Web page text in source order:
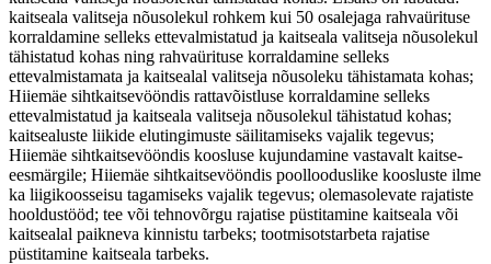
kaitseala valitseja nõusolekul rohkem kui 50 osalejaga rahvaürituse
korraldamine selleks ettevalmistatud ja kaitseala valitseja nõusolekul
tähistatud kohas ning rahvaürituse korraldamine selleks
ettevalmistamata ja kaitsealal valitseja nõusoleku tähistamata kohas;
Hiiemäe sihtkaitsevööndis rattavõistluse korraldamine selleks
ettevalmistatud ja kaitseala valitseja nõusolekul tähistatud kohas;
kaitsealuste liikide elutingimuste säilitamiseks vajalik tegevus;
Hiiemäe sihtkaitsevööndis koosluse kujundamine vastavalt kaitse-
eesmärgile; Hiiemäe sihtkaitsevööndis poollooduslike koosluste ilme
ka liigikoosseisu tagamiseks vajalik tegevus; olemasolevate rajatiste
hooldustööd; tee või tehnovõrgu rajatise püstitamine kaitseala või
kaitsealal paikneva kinnistu tarbeks; tootmisotstarbeta rajatise
püstitamine kaitseala tarbeks.